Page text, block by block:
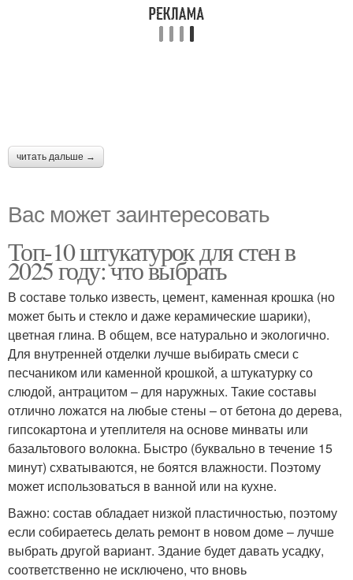
читать дальше →
Вас может заинтересовать
Топ-10 штукатурок для стен в
2025 году: что выбрать
В составе только известь, цемент, каменная крошка (но
может быть и стекло и даже керамические шарики),
цветная глина. В общем, все натурально и экологично.
Для внутренней отделки лучше выбирать смеси с
песчаником или каменной крошкой, а штукатурку со
слюдой, антрацитом – для наружных. Такие составы
отлично ложатся на любые стены – от бетона до дерева,
гипсокартона и утеплителя на основе минваты или
базальтового волокна. Быстро (буквально в течение 15
минут) схватываются, не боятся влажности. Поэтому
может использоваться в ванной или на кухне.
Важно: состав обладает низкой пластичностью, поэтому
если собираетесь делать ремонт в новом доме – лучше
выбрать другой вариант. Здание будет давать усадку,
соответственно не исключено, что вновь